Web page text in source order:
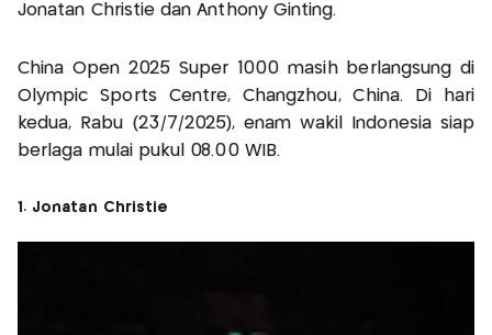
Jonatan Christie dan Anthony Ginting.
China Open 2025 Super 1000 masih berlangsung di
Olympic Sports Centre, Changzhou, China. Di hari
kedua, Rabu (23/7/2025), enam wakil Indonesia siap
berlaga mulai pukul 08.00 WIB.
1. Jonatan Christie